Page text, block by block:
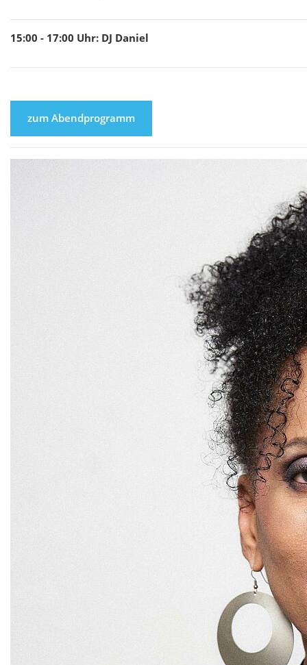
15:00 - 17:00 Uhr: DJ Daniel
zum Abendprogramm